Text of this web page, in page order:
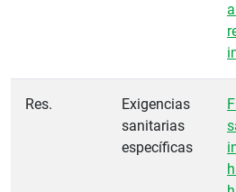
Res.
Exigencias
sanitarias
específicas